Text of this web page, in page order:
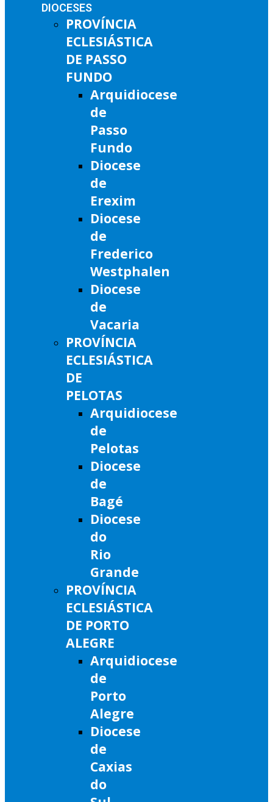
DIOCESES
PROVÍNCIA
ECLESIÁSTICA
DE PASSO
FUNDO
Arquidiocese
de
Passo
Fundo
Diocese
de
Erexim
Diocese
de
Frederico
Westphalen
Diocese
de
Vacaria
PROVÍNCIA
ECLESIÁSTICA
DE
PELOTAS
Arquidiocese
de
Pelotas
Diocese
de
Bagé
Diocese
do
Rio
Grande
PROVÍNCIA
ECLESIÁSTICA
DE PORTO
ALEGRE
Arquidiocese
de
Porto
Alegre
Diocese
de
Caxias
do